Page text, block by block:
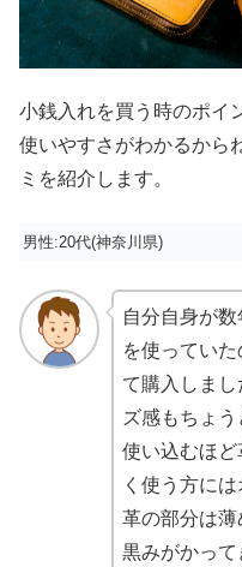
小銭入れを買う時のポイ
使いやすさがわかるから
ミを紹介します。
男性:20代(神奈川県)
自分自身が
を使ってい
て購入しま
ズ感もちょ
使い込むほ
く使う方に
革の部分は
黒みがかっ